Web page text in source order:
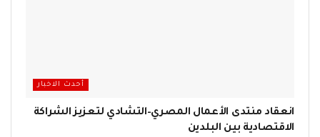
أحدث الاخبار
انعقاد منتدى الأعمال المصري–التشادي لتعزيز الشراكة
الاقتصادية بين البلدين